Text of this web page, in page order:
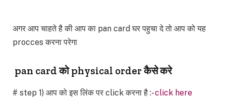
अगर आप चाहते है की आप का pan card घर पहुचा दे तो आप को यह
procces करना परेगा
pan card को physical order कैसे करे
# step 1) आप को इस लिंक पर click करना है :-click here